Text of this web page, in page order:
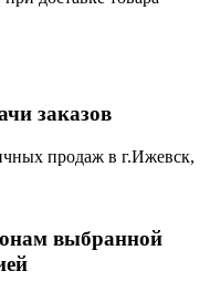
заказов
продаж в г.Ижевск,
выбранной